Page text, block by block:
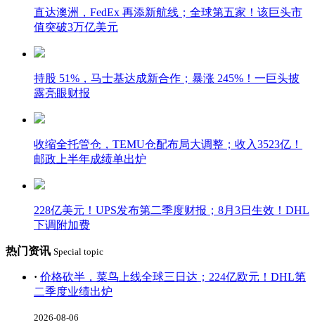
直达澳洲，FedEx 再添新航线；全球第五家！该巨头市
值突破3万亿美元
持股 51%，马士基达成新合作；暴涨 245%！一巨头披
露亮眼财报
收缩全托管仓，TEMU仓配布局大调整；收入3523亿！
邮政上半年成绩单出炉
228亿美元！UPS发布第二季度财报；8月3日生效！DHL
下调附加费
热门资讯 Special topic
· 价格砍半，菜鸟上线全球三日达；224亿欧元！DHL第
二季度业绩出炉
2026-08-06